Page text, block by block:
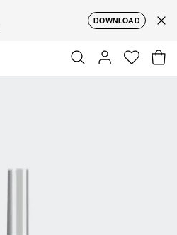
DOWNLOAD